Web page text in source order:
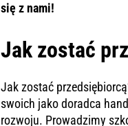
się z nami!
Jak zostać
Jak zostać
swoich jako doradca
rozwoju. Prowadzimy